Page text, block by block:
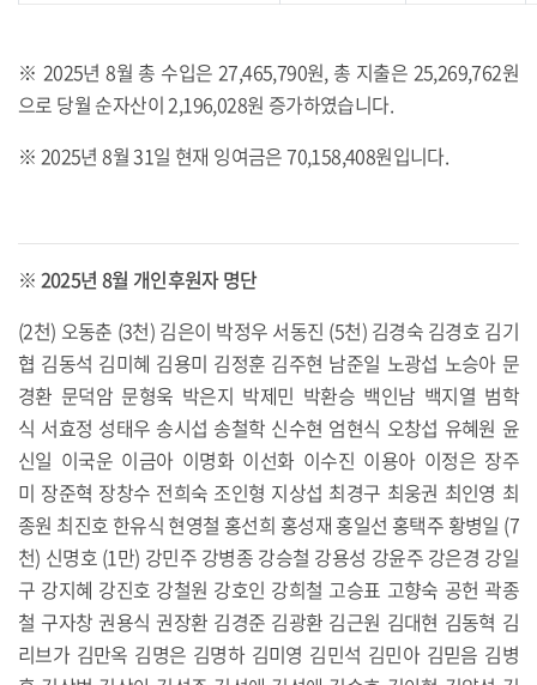
※ 2025년 8월 총 수입은 27,465,790원, 총 지출은 25,269,762원
으로 당월 순자산이 2,196,028원 증가하였습니다.
※ 2025년 8월 31일 현재 잉여금은 70,158,408원입니다.
※ 2025년 8월 개인후원자 명단
(2천) 오동춘 (3천) 김은이 박정우 서동진 (5천) 김경숙 김경호 김기
협 김동석 김미혜 김용미 김정훈 김주현 남준일 노광섭 노승아 문
경환 문덕암 문형욱 박은지 박제민 박환승 백인남 백지열 범학
식 서효정 성태우 송시섭 송철학 신수현 엄현식 오창섭 유혜원 윤
신일 이국운 이금아 이명화 이선화 이수진 이용아 이정은 장주
미 장준혁 장창수 전희숙 조인형 지상섭 최경구 최웅권 최인영 최
종원 최진호 한유식 현영철 홍선희 홍성재 홍일선 홍택주 황병일 (7
천) 신명호 (1만) 강민주 강병종 강승철 강용성 강윤주 강은경 강일
구 강지혜 강진호 강철원 강호인 강희철 고승표 고향숙 공헌 곽종
철 구자창 권용식 권장환 김경준 김광환 김근원 김대현 김동혁 김
리브가 김만옥 김명은 김명하 김미영 김민석 김민아 김믿음 김병